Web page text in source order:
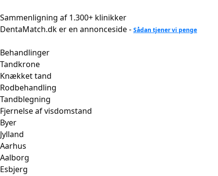
til
indhold
Sammenligning af 1.300+ klinikker
DentaMatch.dk er en annonceside - Sådan tjener vi penge
Behandlinger
Tandkrone
Knækket tand
Rodbehandling
Tandblegning
Fjernelse af visdomstand
Byer
Jylland
Aarhus
Aalborg
Esbjerg